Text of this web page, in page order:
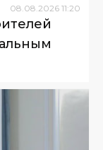
08.08.2026 11:20